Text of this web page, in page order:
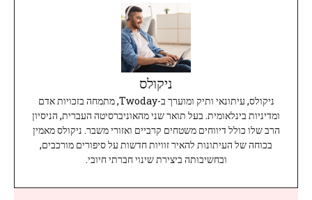
ניקולס
ניקולס, עיתונאי ותיק ומוערך ב-Twoday, מתמחה בזכויות אדם
ומדיניות בינלאומית. בעל תואר שני מהאוניברסיטה העברית, הניסיון
הרב שלו כולל דיווחים משטחים קרביים ואזורי משבר. ניקולס מאמין
בכוחה של העיתונות להאיר זוויות חדשות על סיפורים מורכבים,
ובחשיבותה ביצירת שינוי חברתי חיובי.